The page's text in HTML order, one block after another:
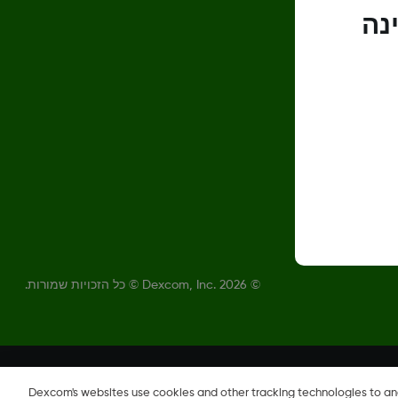
© 2026 Dexcom, Inc.‎‏ © כל הזכויות שמורות.
Dexcom's websites use cookies and other tracking technologies to